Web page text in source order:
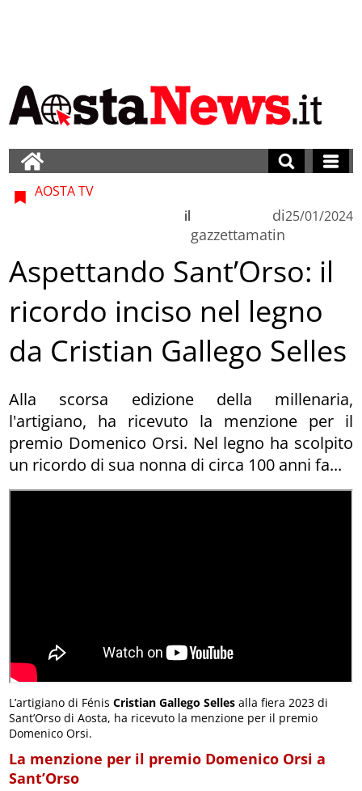
AOSTA TV
di
gazzettamatin
il 25/01/2024
Aspettando Sant’Orso: il
ricordo inciso nel legno
da Cristian Gallego Selles
Alla scorsa edizione della millenaria,
l'artigiano, ha ricevuto la menzione per il
premio Domenico Orsi. Nel legno ha scolpito
un ricordo di sua nonna di circa 100 anni fa...
L’artigiano di FénisCristian Gallego Selles alla fiera 2023 di
Sant’Orso di Aosta, ha ricevuto la menzione per il premio
Domenico Orsi.
La menzione per il premio Domenico Orsi a
Sant’Orso